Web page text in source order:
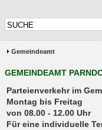
Gemeindeamt
GEMEINDEAMT
Parteienverkehr
Montag bis Freitag
von 08.00 - 12.00 Uhr
Für eine individuelle